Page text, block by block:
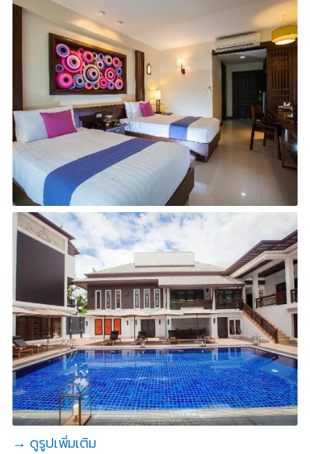
→ ดูรูปเพิ่มเติม